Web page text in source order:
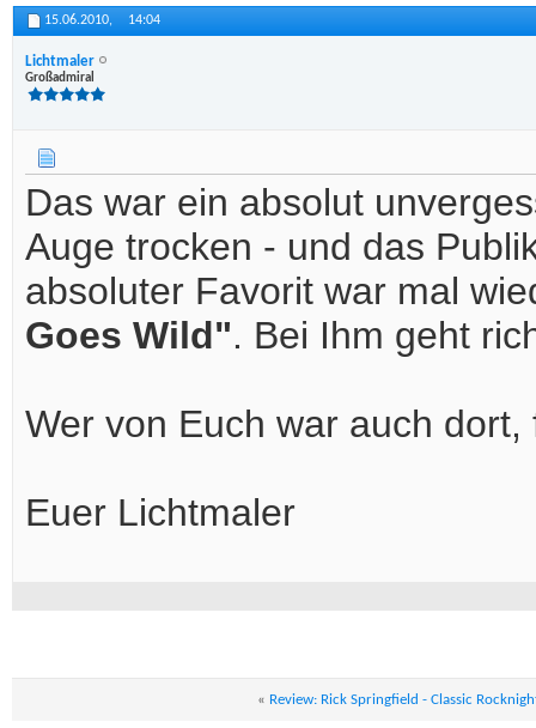
15.06.2010, 14:04
Lichtmaler
Großadmiral
Das war ein absolut
Auge trocken - und das
absoluter Favorit war mal
Goes Wild". Bei Ihm geht
Wer von Euch war auch
Euer Lichtmaler
« Review: Rick Springfield - Classic